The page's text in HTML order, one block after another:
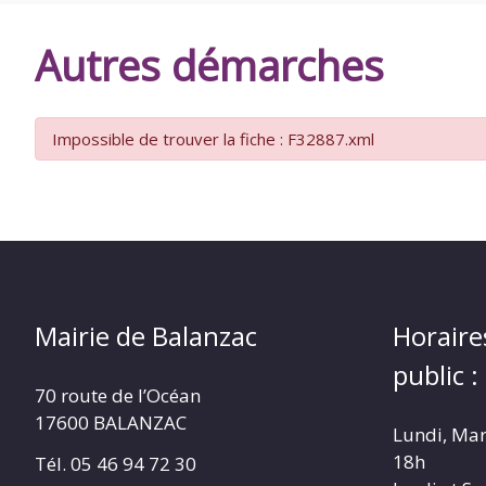
Autres démarches
Impossible de trouver la fiche : F32887.xml
Mairie de Balanzac
70 route de l’Océan
17600 BALANZAC
Tél. 05 46 94 72 30
public :
Lundi,
18h